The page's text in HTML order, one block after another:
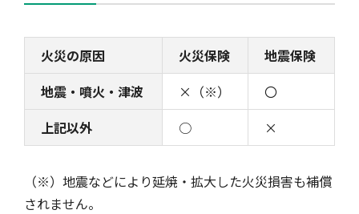
火災の原因 火災保険
地震保険
地震・噴火・津波
×（※）
〇
上記以外
○ ×
（※）地震などにより延焼・拡大した火災損害も補償
されません。